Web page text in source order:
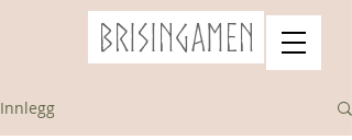
Brisingamen
Innlegg